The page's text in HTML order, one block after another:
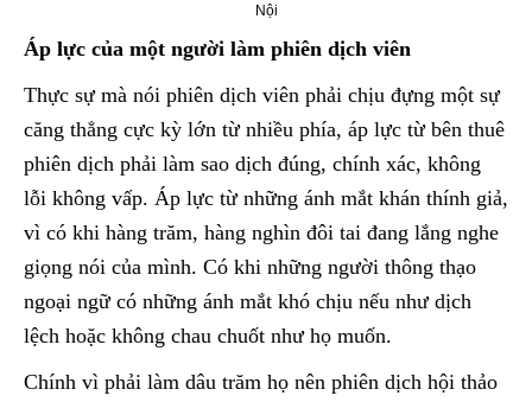
Nội
Áp lực của một người làm phiên dịch viên
Thực sự mà nói phiên dịch viên phải chịu đựng một sự
căng thẳng cực kỳ lớn từ nhiều phía, áp lực từ bên thuê
phiên dịch phải làm sao dịch đúng, chính xác, không
lỗi không vấp. Áp lực từ những ánh mắt khán thính giả,
vì có khi hàng trăm, hàng nghìn đôi tai đang lắng nghe
giọng nói của mình. Có khi những người thông thạo
ngoại ngữ có những ánh mắt khó chịu nếu như dịch
lệch hoặc không chau chuốt như họ muốn.
Chính vì phải làm dâu trăm họ nên phiên dịch hội thảo